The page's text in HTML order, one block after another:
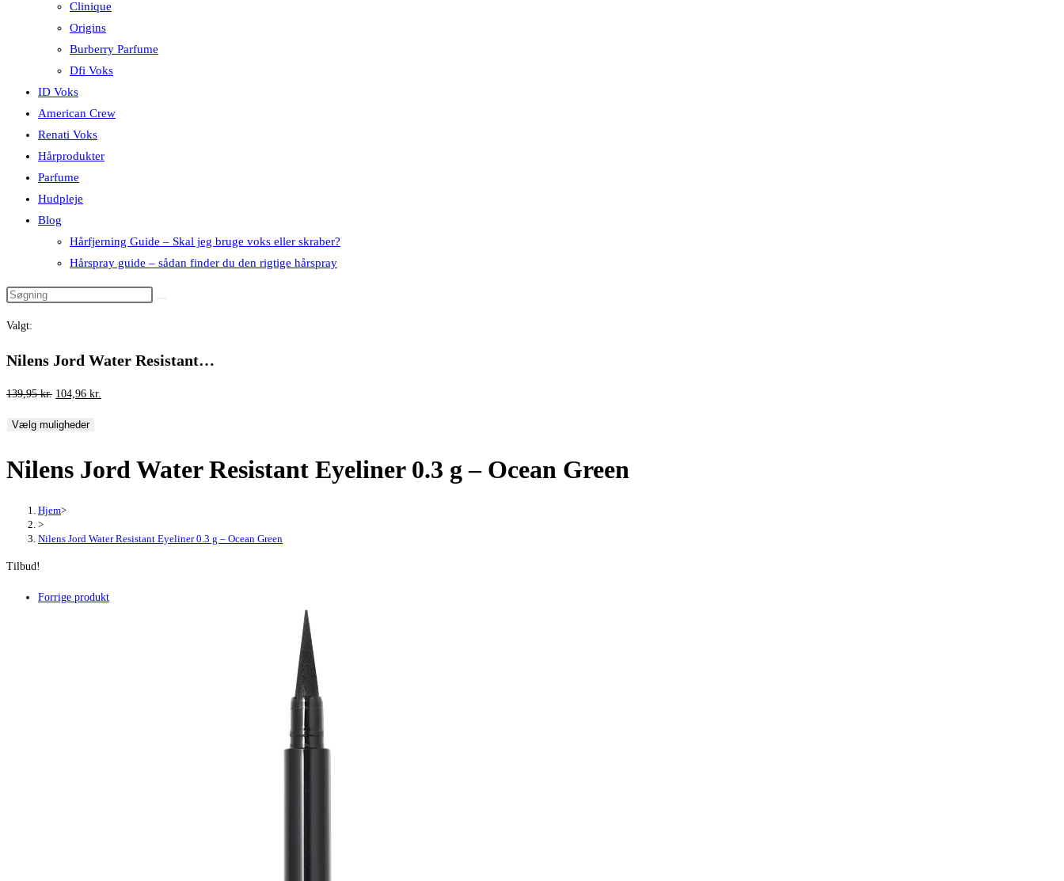
Clinique
Origins
Burberry Parfume
Dfi Voks
ID Voks
American Crew
Renati Voks
Hårprodukter
Parfume
Hudpleje
Blog
Hårfjerning Guide – Skal jeg bruge voks eller skraber?
Hårspray guide – sådan finder du den rigtige hårspray
Valgt:
Nilens Jord Water Resistant…
139,95kr. Den
pris
139,95 kr..
104,96 kr.
104,96 kr..
Vælg muligheder
Nilens Jord Water Resistant Eyeliner 0.3 g – Ocean Green
Hjem>
>
Nilens Jord Water Resistant Eyeliner 0.3 g – Ocean Green
Tilbud!
Forrige produkt